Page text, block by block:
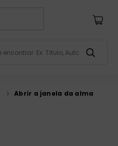
Abrir a janela da alma